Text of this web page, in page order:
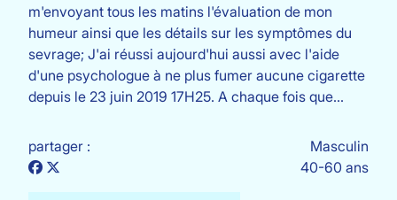
m'envoyant tous les matins l'évaluation de mon
humeur ainsi que les détails sur les symptômes du
sevrage; J'ai réussi aujourd'hui aussi avec l'aide
d'une psychologue à ne plus fumer aucune cigarette
depuis le 23 juin 2019 17H25. A chaque fois que…
partager :
Masculin
40-60 ans